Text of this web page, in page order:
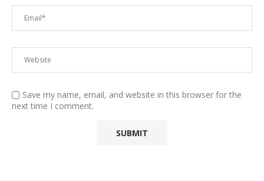
Save my name, email, and website in this browser for the
next time I comment.